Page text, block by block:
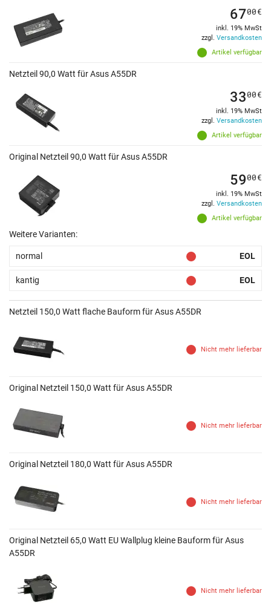
Artikel verfügbar
6700€
inkl. 19% MwSt
zzgl. Versandkosten
Netzteil 90,0 Watt für Asus A55DR
Artikel verfügbar
3300€
inkl. 19% MwSt
zzgl. Versandkosten
Original Netzteil 90,0 Watt für Asus A55DR
Artikel verfügbar
5900€
inkl. 19% MwSt
zzgl. Versandkosten
Weitere Varianten:
normal EOL
kantig EOL
Netzteil 150,0 Watt flache Bauform für Asus A55DR
Nicht mehr lieferbar
Original Netzteil 150,0 Watt für Asus A55DR
Nicht mehr lieferbar
Original Netzteil 180,0 Watt für Asus A55DR
Nicht mehr lieferbar
Original Netzteil 65,0 Watt EU Wallplug kleine Bauform für Asus
A55DR
Nicht mehr lieferbar